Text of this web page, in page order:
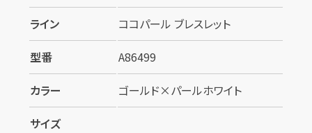
ライン
ココパール ブレスレット
型番
A86499
カラー
ゴールド×パールホワイト
サイズ